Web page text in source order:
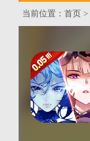
当前位置： 首页 >